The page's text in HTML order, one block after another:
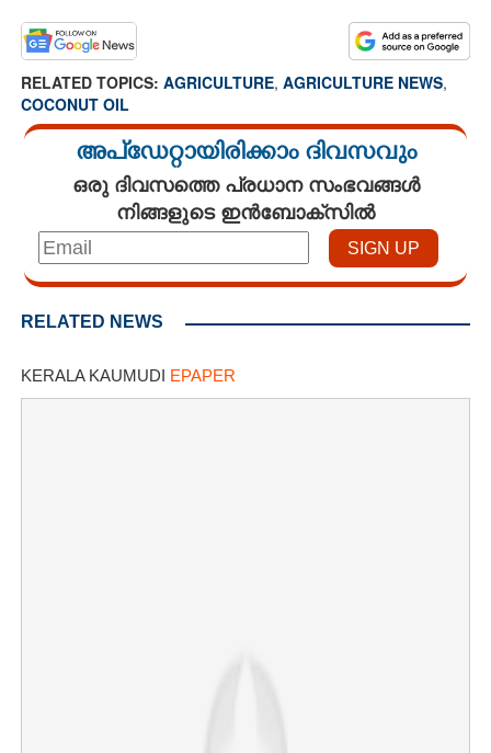
RELATED TOPICS: AGRICULTURE, AGRICULTURE NEWS,
COCONUT OIL
അപ്ഡേറ്റായിരിക്കാം ദിവസവും
ഒരു ദിവസത്തെ പ്രധാന സംഭവങ്ങൾ
നിങ്ങളുടെ ഇൻബോക്സിൽ
RELATED NEWS
KERALA KAUMUDI EPAPER